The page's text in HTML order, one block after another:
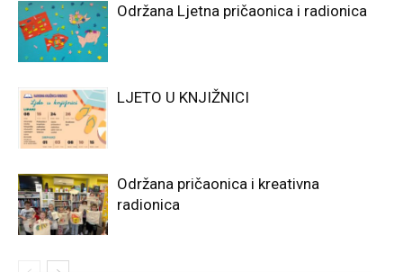
Održana Ljetna pričaonica i radionica
LJETO U KNJIŽNICI
Održana pričaonica i kreativna
radionica